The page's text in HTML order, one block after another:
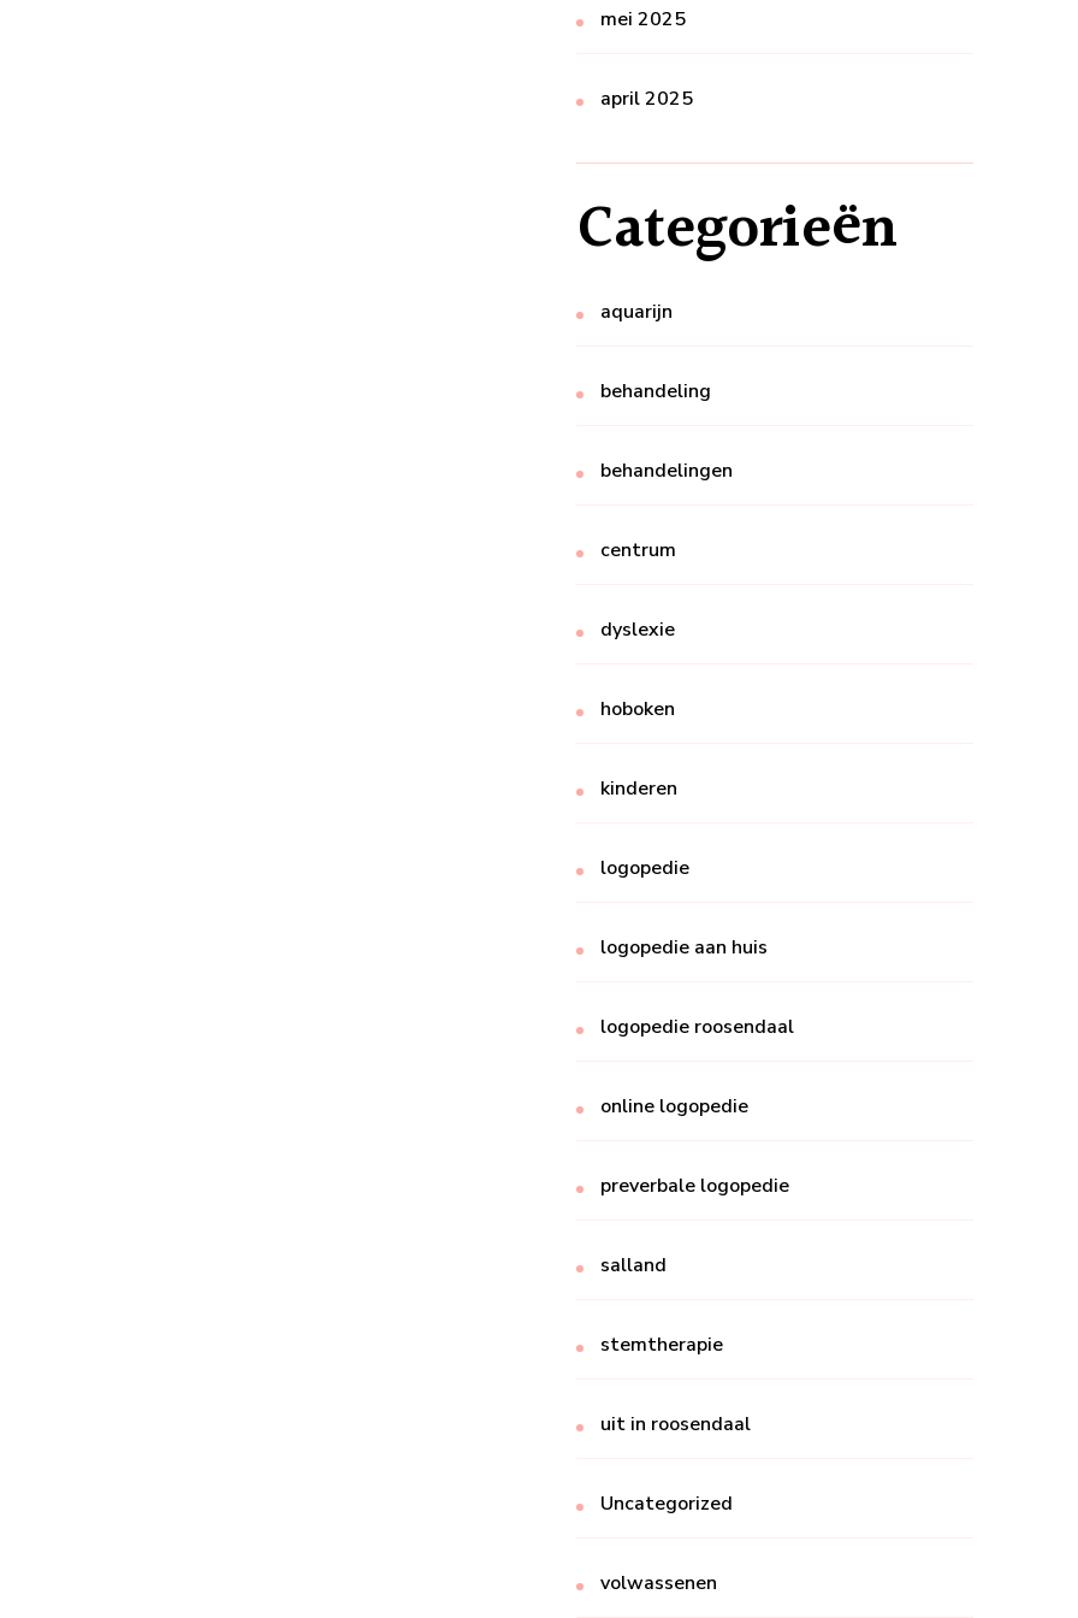
mei 2025
april 2025
Categorieën
aquarijn
behandeling
behandelingen
centrum
dyslexie
hoboken
kinderen
logopedie
logopedie aan huis
logopedie roosendaal
online logopedie
preverbale logopedie
salland
stemtherapie
uit in roosendaal
Uncategorized
volwassenen